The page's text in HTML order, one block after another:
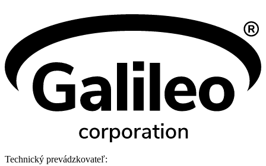
Technický prevádzkovateľ: